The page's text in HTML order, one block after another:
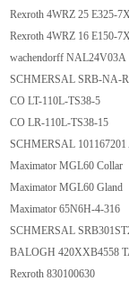
Rexroth 4WRZ 25
Rexroth 4WRZ 16
wachendorff
SCHMERSAL SRB-
CO LT-110L-TS38-
CO LR-110L-TS38-
SCHMERSAL
Maximator MGL60
Maximator MGL60
Maximator 65N6H-
SCHMERSAL
BALOGH
Rexroth 830100630